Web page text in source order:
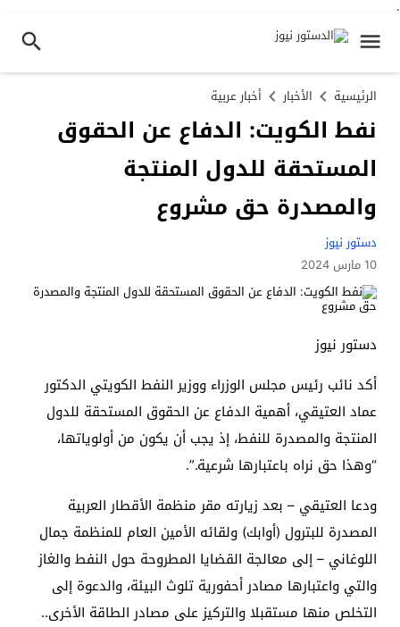
.
الرئيسية الأخبار أخبار عربية
نفط الكويت: الدفاع عن الحقوق
المستحقة للدول المنتجة
والمصدرة حق مشروع
دستور نيوز
10 مارس 2024
دستور نيوز
أكد نائب رئيس مجلس الوزراء ووزير النفط الكويتي الدكتور
عماد العتيقي، أهمية الدفاع عن الحقوق المستحقة للدول
المنتجة والمصدرة للنفط، إذ يجب أن يكون من أولوياتها،
“وهذا حق نراه باعتبارها شرعية.”.
ودعا العتيقي – بعد زيارته مقر منظمة الأقطار العربية
المصدرة للبترول (أوابك) ولقائه الأمين العام للمنظمة جمال
اللوغاني – إلى معالجة القضايا المطروحة حول النفط والغاز
والتي واعتبارها مصادر أحفورية تلوث البيئة، والدعوة إلى
التخلص منها مستقبلا والتركيز على مصادر الطاقة الأخرى..